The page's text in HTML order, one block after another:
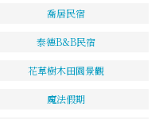
喬居民宿
泰德B&B民宿
花草樹木田園景觀
魔法假期